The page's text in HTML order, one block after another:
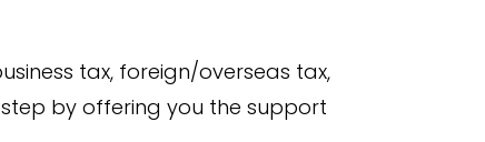
tax, foreign/overseas tax,
by offering you the support